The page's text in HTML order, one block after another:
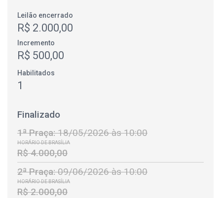
Leilão encerrado
R$ 2.000,00
Incremento
R$ 500,00
Habilitados
1
Finalizado
1ª Praça:18/05/2026 às 10:00
HORÁRIO DE BRASÍLIA
R$ 4.000,00
2ª Praça:09/06/2026 às 10:00
HORÁRIO DE BRASÍLIA
R$ 2.000,00